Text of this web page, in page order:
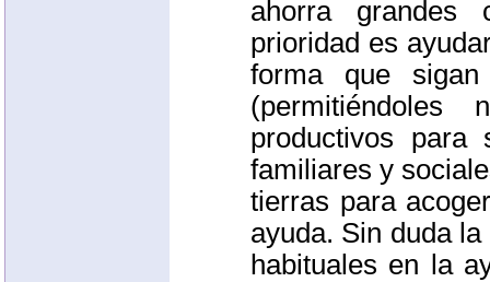
ahorra grandes
prioridad es
forma que sigan
productivos para
familiares y
tierras para
ayuda. Sin duda
habituales en la